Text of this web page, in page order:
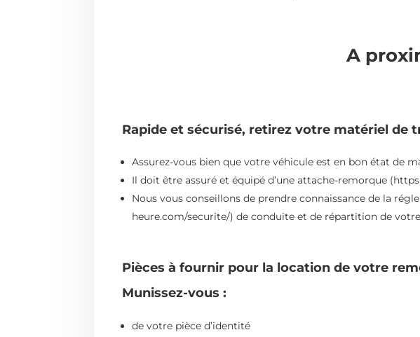
A
Rapide et sécurisé, retirez votre matériel de
Assurez-vous bien que votre véhicule est en bon état de
Il doit être assuré et équipé d’une attache-remorque (
Nous vous conseillons de prendre connaissance de la
heure.com/securite/) de conduite et de répartition de
Pièces à fournir pour la location de votre
Munissez-vous :
de votre pièce d’identité